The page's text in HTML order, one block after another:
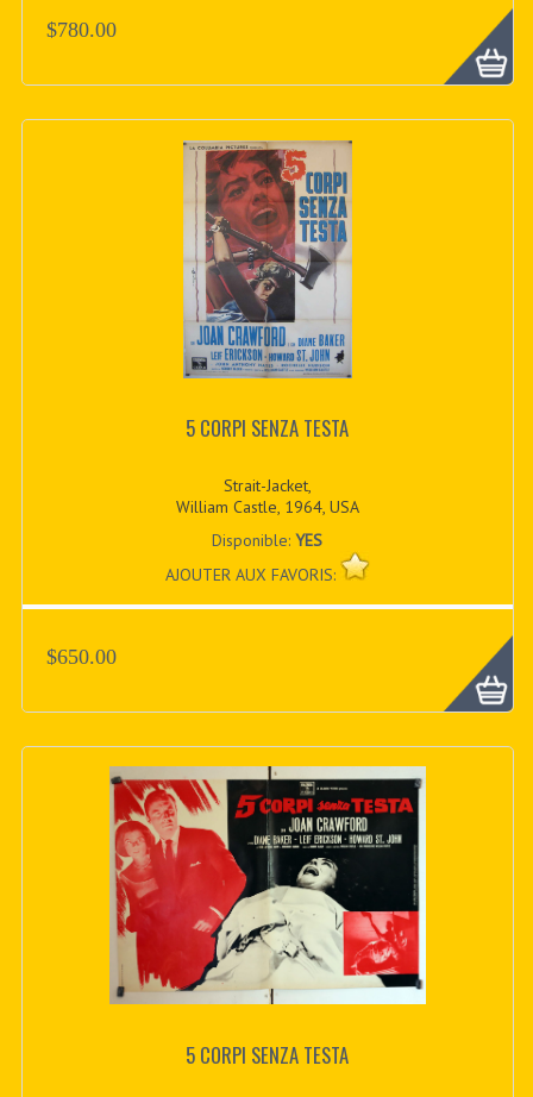
$780.00
5 CORPI SENZA TESTA
Strait-Jacket,
William Castle, 1964, USA
Disponible:YES
AJOUTER AUX FAVORIS:
$650.00
5 CORPI SENZA TESTA